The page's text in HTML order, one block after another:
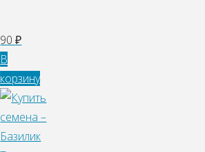
90₽
В
корзину